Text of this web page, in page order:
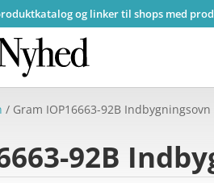
og linker til shops med
/ Gram IOP16663-92B
92B